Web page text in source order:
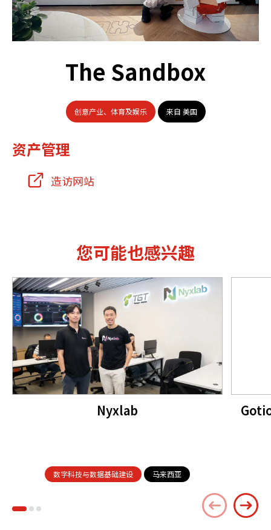
The Sandbox
创意产业、体育及娱乐 来自 美国
资产管理
造访网站
您可能也感兴趣
Nyxlab
数字科技与数据基础建设 马来西亚